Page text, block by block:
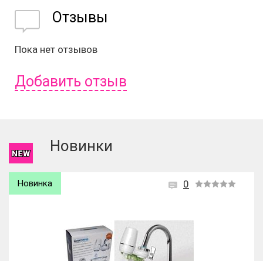
Отзывы
Пока нет отзывов
Добавить отзыв
Новинки
0
Новинка